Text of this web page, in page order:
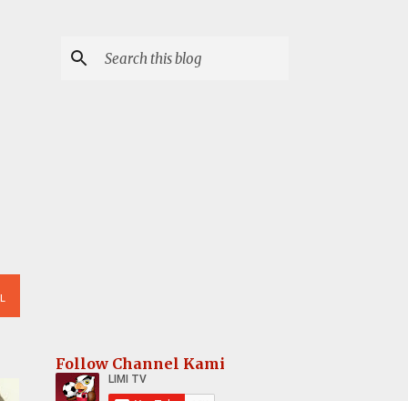
Follow Channel Kami